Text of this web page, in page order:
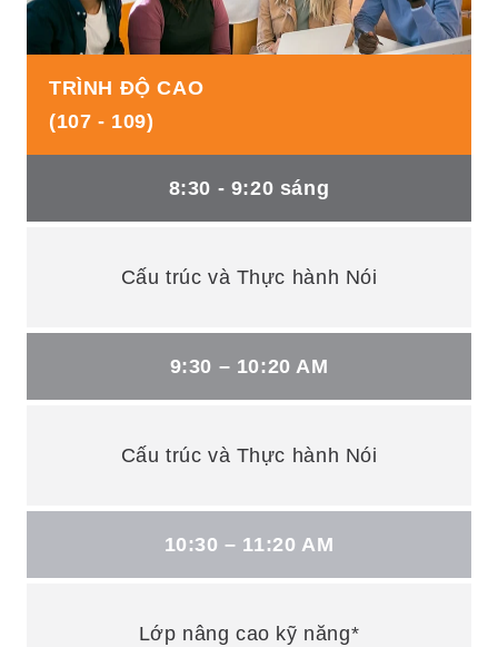
TRÌNH ĐỘ CAO
(107 - 109)
8:30 - 9:20 sáng
Cấu trúc và Thực hành Nói
9:30 – 10:20 AM
Cấu trúc và Thực hành Nói
10:30 – 11:20 AM
Lớp nâng cao kỹ năng*